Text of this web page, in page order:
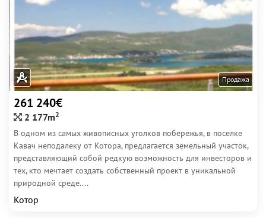
Продажа
261 240€
2 177m2
В одном из самых живописных уголков побережья, в поселке
Кавач неподалеку от Котора, предлагается земельный участок,
представляющий собой редкую возможность для инвесторов и
тех, кто мечтает создать собственный проект в уникальной
природной среде....
Котор